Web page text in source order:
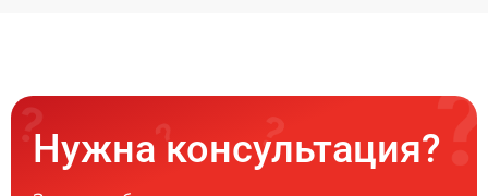
Нужна консультация?